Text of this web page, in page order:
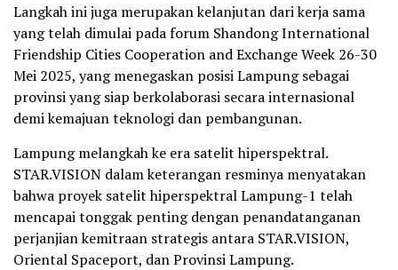
Langkah ini juga merupakan kelanjutan dari kerja sama
yang telah dimulai pada forum Shandong International
Friendship Cities Cooperation and Exchange Week 26-30
Mei 2025, yang menegaskan posisi Lampung sebagai
provinsi yang siap berkolaborasi secara internasional
demi kemajuan teknologi dan pembangunan.
Lampung melangkah ke era satelit hiperspektral.
STAR.VISION dalam keterangan resminya menyatakan
bahwa proyek satelit hiperspektral Lampung-1 telah
mencapai tonggak penting dengan penandatanganan
perjanjian kemitraan strategis antara STAR.VISION,
Oriental Spaceport, dan Provinsi Lampung.